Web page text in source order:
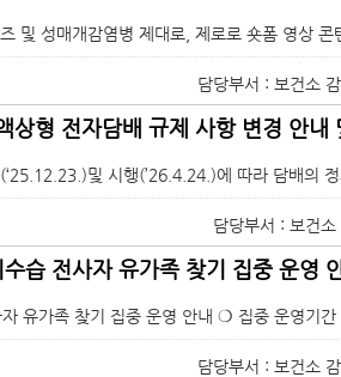
및 성매개감염병 제대로, 제로로 숏폼 영상 콘
담당부서 : 보건소
상형 전자담배 규제 사항 변경 안내
및 시행(’26.4.24.)에 따라 담배의 정
담당부서 : 보건
습 전사자 유가족 찾기 집중 운영
자 유가족 찾기 집중 운영 안내 ❍ 집중 운영기간
담당부서 : 보건소